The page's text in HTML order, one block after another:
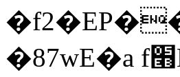
�87wE�a f׫N�S��8/��ۺ��L_DU�-